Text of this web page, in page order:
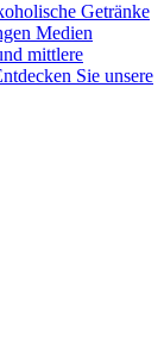
Getränke
Medien
mittlere
Sie unsere